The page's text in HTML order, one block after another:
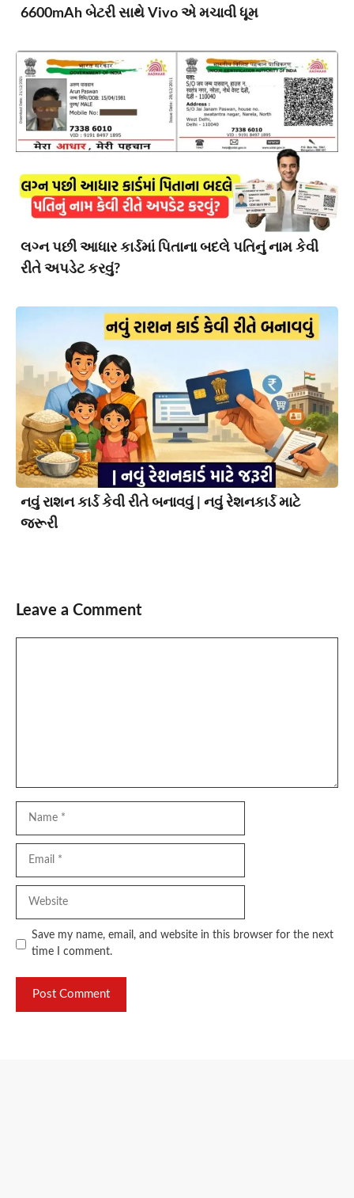
6600mAh બેટરી સાથે Vivo એ મચાવી ધૂમ
લગ્ન પછી આધાર કાર્ડમાં પિતાના બદલે પતિનું નામ કેવી
રીતે અપડેટ કરવું?
નવું રાશન કાર્ડ કેવી રીતે બનાવવું | નવું રેશનકાર્ડ માટે
જરૂરી
Leave a Comment
Save my name, email, and website in this browser for the next
time I comment.